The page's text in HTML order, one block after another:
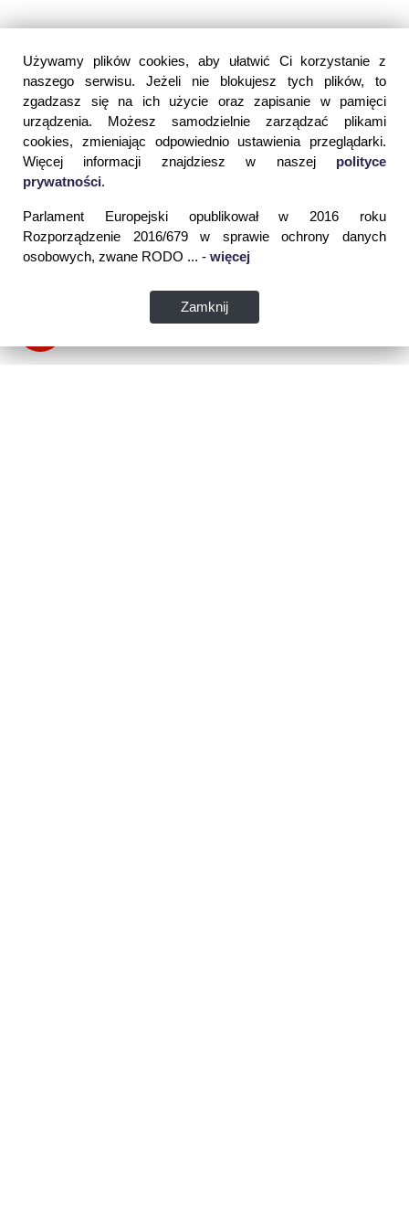
Używamy plików cookies, aby ułatwić Ci korzystanie z
naszego serwisu. Jeżeli nie blokujesz tych plików, to
zgadzasz się na ich użycie oraz zapisanie w pamięci
urządzenia. Możesz samodzielnie zarządzać plikami
cookies, zmieniając odpowiednio ustawienia przeglądarki.
Więcej informacji znajdziesz w naszej polityce
prywatności.
Parlament Europejski opublikował w 2016 roku
Rozporządzenie 2016/679 w sprawie ochrony danych
osobowych, zwane RODO ... - więcej
Zamknij